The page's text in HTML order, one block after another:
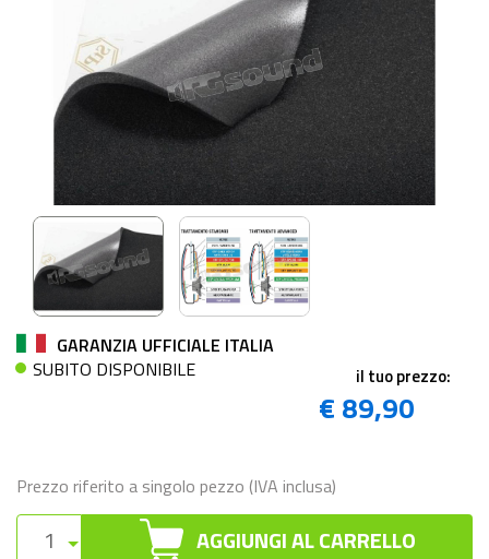
GARANZIA UFFICIALE ITALIA
SUBITO DISPONIBILE
il tuo prezzo:
€ 89,90
Prezzo riferito a singolo pezzo (IVA inclusa)
AGGIUNGI AL CARRELLO